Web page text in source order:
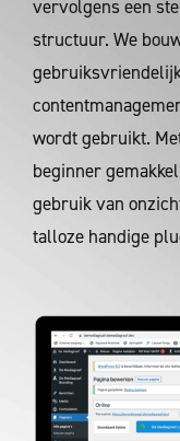
vervolgens een
structuur. We
wordt gebruikt.
beginner
gebruik van
talloze handige